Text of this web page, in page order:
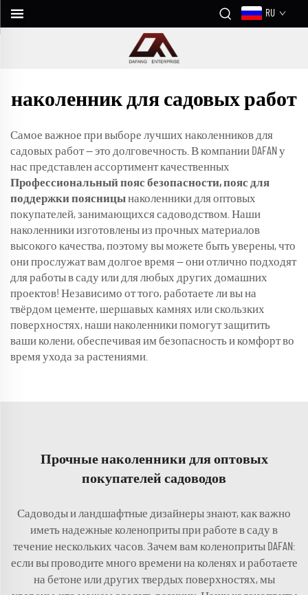
RU
наколенник для садовых работ
Самое важное при выборе лучших наколенников для
садовых работ — это долговечность. В компании DAFAN у
нас представлен ассортимент качественных
Профессиональный пояс безопасности, пояс для
поддержки поясницынаколенники для оптовых
покупателей, занимающихся садоводством. Наши
наколенники изготовлены из прочных материалов
высокого качества, поэтому вы можете быть уверены, что
они прослужат вам долгое время — они отлично подходят
для работы в саду или для любых других домашних
проектов! Независимо от того, работаете ли вы на
твёрдом цементе, шершавых камнях или скользких
поверхностях, наши наколенники помогут защитить
ваши колени, обеспечивая им безопасность и комфорт во
время ухода за растениями.
Прочные наколенники для оптовых
покупателей садоводов
Садоводы и ландшафтные дизайнеры знают, как важно
иметь надежные коленоприты при работе в саду в
течение нескольких часов. Зачем вам коленоприты DAFAN:
если вы проводите много времени на коленях и работаете
на бетоне или других твердых поверхностях, мы